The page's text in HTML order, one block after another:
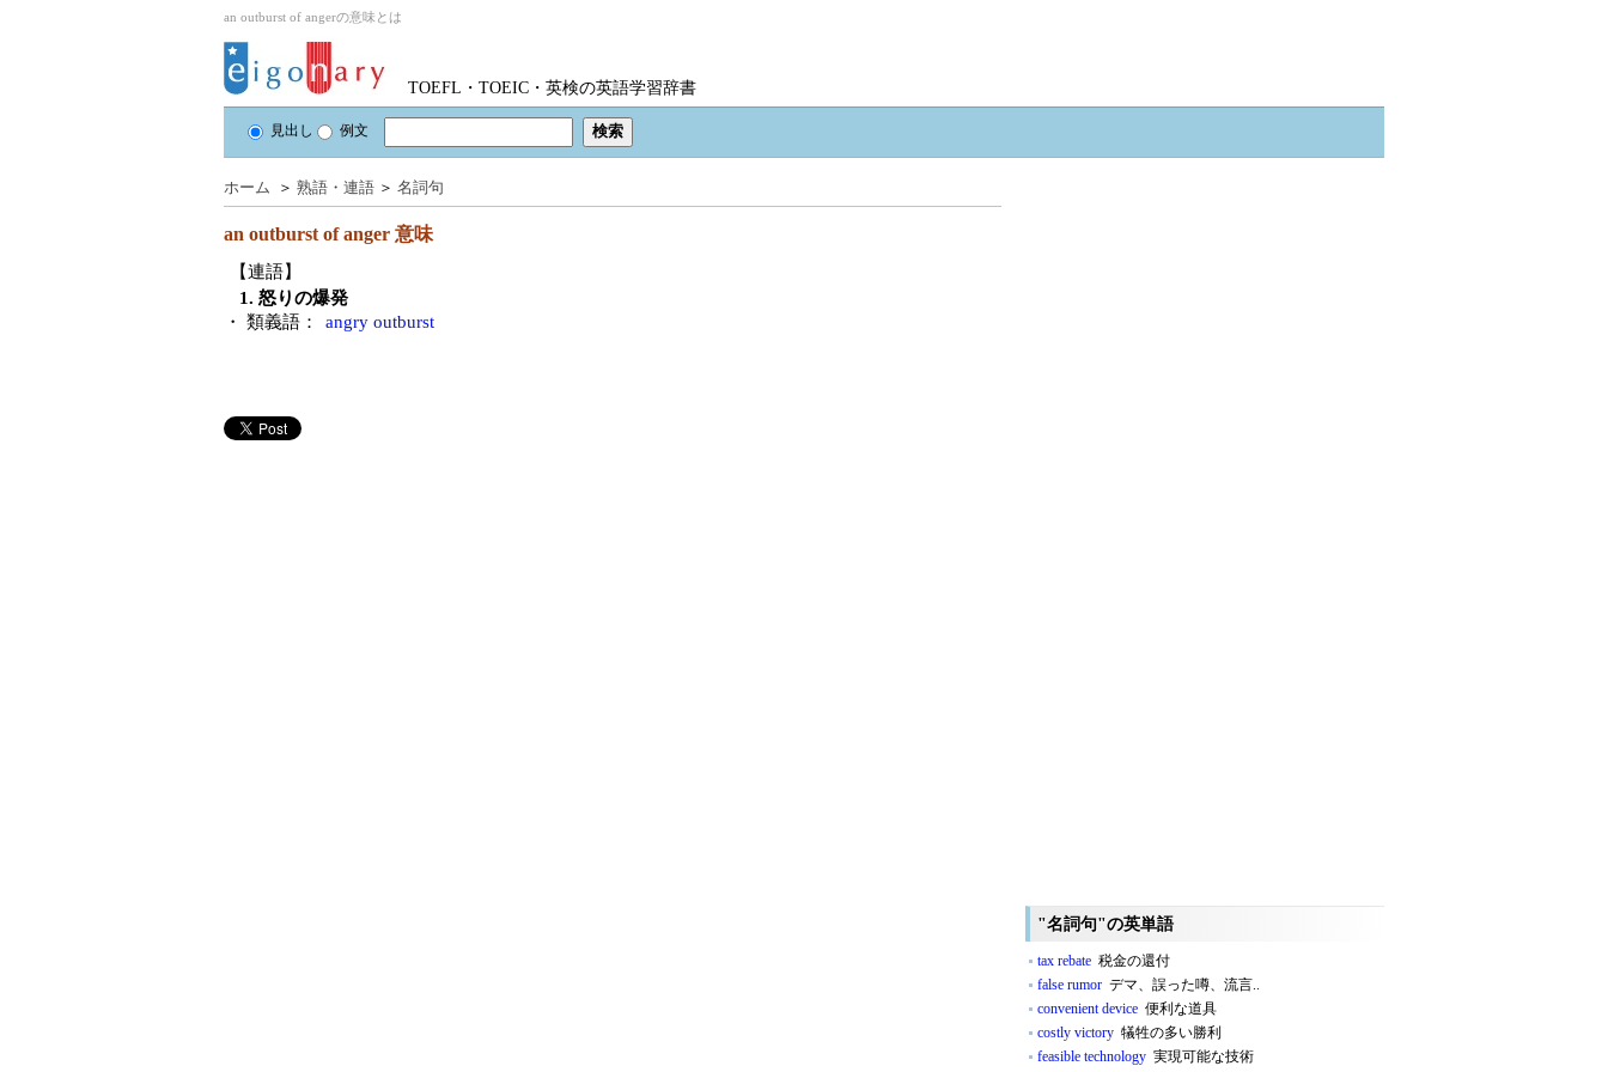
an outburst of angerの意味とは
TOEFL・TOEIC・英検の英語学習辞書
見出し 例文
ホーム ＞ 熟語・連語 ＞ 名詞句
an outburst of anger 意味
【連語】
1. 怒りの爆発
・ 類義語：
angry outburst
"名詞句"の英単語
tax rebate 税金の還付
false rumor デマ、誤った噂、流言..
convenient device 便利な道具
costly victory 犠牲の多い勝利
feasible technology 実現可能な技術